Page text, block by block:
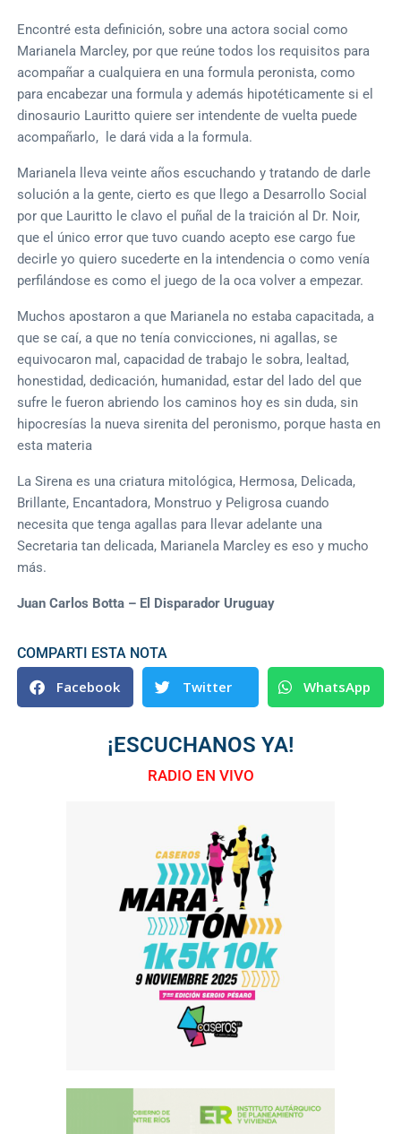
Encontré esta definición, sobre una actora social como
Marianela Marcley, por que reúne todos los requisitos para
acompañar a cualquiera en una formula peronista, como
para encabezar una formula y además hipotéticamente si el
dinosaurio Lauritto quiere ser intendente de vuelta puede
acompañarlo, le dará vida a la formula.
Marianela lleva veinte años escuchando y tratando de darle
solución a la gente, cierto es que llego a Desarrollo Social
por que Lauritto le clavo el puñal de la traición al Dr. Noir,
que el único error que tuvo cuando acepto ese cargo fue
decirle yo quiero sucederte en la intendencia o como venía
perfilándose es como el juego de la oca volver a empezar.
Muchos apostaron a que Marianela no estaba capacitada, a
que se caí, a que no tenía convicciones, ni agallas, se
equivocaron mal, capacidad de trabajo le sobra, lealtad,
honestidad, dedicación, humanidad, estar del lado del que
sufre le fueron abriendo los caminos hoy es sin duda, sin
hipocresías la nueva sirenita del peronismo, porque hasta en
esta materia
La Sirena es una criatura mitológica, Hermosa, Delicada,
Brillante, Encantadora, Monstruo y Peligrosa cuando
necesita que tenga agallas para llevar adelante una
Secretaria tan delicada, Marianela Marcley es eso y mucho
más.
Juan Carlos Botta – El Disparador Uruguay
COMPARTI ESTA NOTA
Facebook Twitter WhatsApp
¡ESCUCHANOS YA!
RADIO EN VIVO